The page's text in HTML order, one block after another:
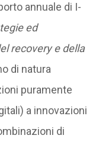
annuale di I-
ed
recovery e della
di natura
puramente
a innovazioni
di